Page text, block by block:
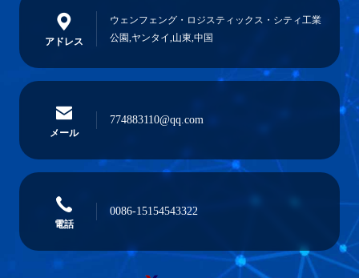
アドレス
ウェンフェング・ロジスティックス・シティ工業
公園,ヤンタイ,山東,中国
メール
774883110@qq.com
電話
0086-15154543322